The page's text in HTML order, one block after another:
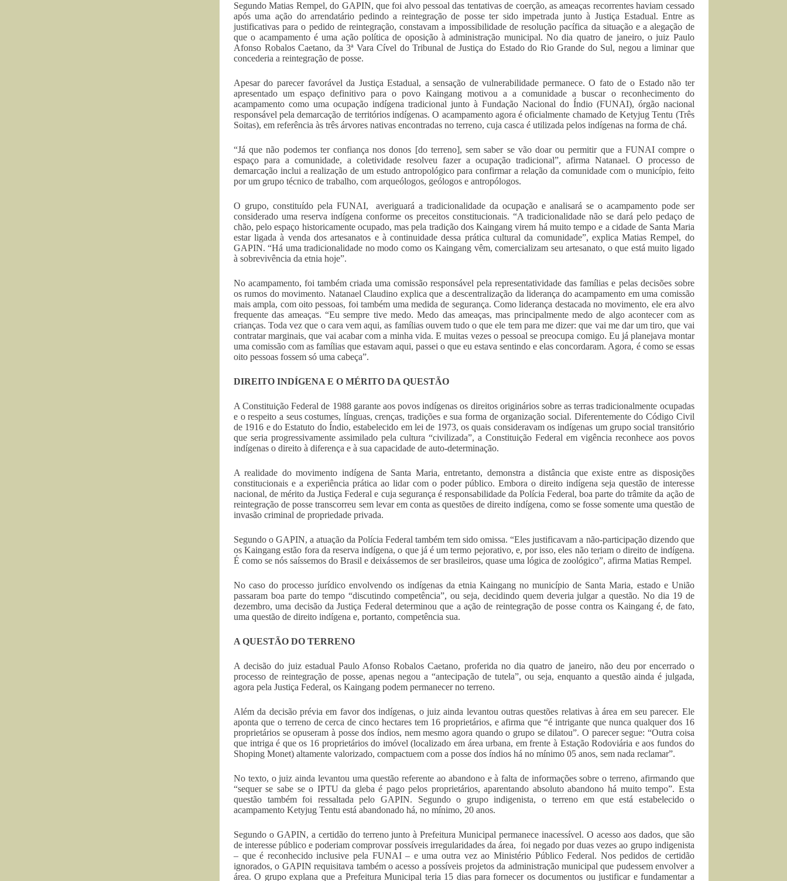
Segundo Matias Rempel, do GAPIN, que foi alvo pessoal das tentativas de coerção, as ameaças recorrentes haviam cessado
após uma ação do arrendatário pedindo a reintegração de posse ter sido impetrada junto à Justiça Estadual. Entre as
justificativas para o pedido de reintegração, constavam a impossibilidade de resolução pacífica da situação e a alegação de
que o acampamento é uma ação política de oposição à administração municipal. No dia quatro de janeiro, o juiz Paulo
Afonso Robalos Caetano, da 3ª Vara Cível do Tribunal de Justiça do Estado do Rio Grande do Sul, negou a liminar que
concederia a reintegração de posse.
Apesar do parecer favorável da Justiça Estadual, a sensação de vulnerabilidade permanece. O fato de o Estado não ter
apresentado um espaço definitivo para o povo Kaingang motivou a a comunidade a buscar o reconhecimento do
acampamento como uma ocupação indígena tradicional junto à Fundação Nacional do Índio (FUNAI), órgão nacional
responsável pela demarcação de territórios indígenas. O acampamento agora é oficialmente chamado de Ketyjug Tentu (Três
Soitas), em referência às três árvores nativas encontradas no terreno, cuja casca é utilizada pelos indígenas na forma de chá.
“Já que não podemos ter confiança nos donos [do terreno], sem saber se vão doar ou permitir que a FUNAI compre o
espaço para a comunidade, a coletividade resolveu fazer a ocupação tradicional”, afirma Natanael. O processo de
demarcação inclui a realização de um estudo antropológico para confirmar a relação da comunidade com o município, feito
por um grupo técnico de trabalho, com arqueólogos, geólogos e antropólogos.
O grupo, constituído pela FUNAI, averiguará a tradicionalidade da ocupação e analisará se o acampamento pode ser
considerado uma reserva indígena conforme os preceitos constitucionais. “A tradicionalidade não se dará pelo pedaço de
chão, pelo espaço historicamente ocupado, mas pela tradição dos Kaingang virem há muito tempo e a cidade de Santa Maria
estar ligada à venda dos artesanatos e à continuidade dessa prática cultural da comunidade”, explica Matias Rempel, do
GAPIN. “Há uma tradicionalidade no modo como os Kaingang vêm, comercializam seu artesanato, o que está muito ligado
à sobrevivência da etnia hoje”.
No acampamento, foi também criada uma comissão responsável pela representatividade das famílias e pelas decisões sobre
os rumos do movimento. Natanael Claudino explica que a descentralização da liderança do acampamento em uma comissão
mais ampla, com oito pessoas, foi também uma medida de segurança. Como liderança destacada no movimento, ele era alvo
frequente das ameaças. “Eu sempre tive medo. Medo das ameaças, mas principalmente medo de algo acontecer com as
crianças. Toda vez que o cara vem aqui, as famílias ouvem tudo o que ele tem para me dizer: que vai me dar um tiro, que vai
contratar marginais, que vai acabar com a minha vida. E muitas vezes o pessoal se preocupa comigo. Eu já planejava montar
uma comissão com as famílias que estavam aqui, passei o que eu estava sentindo e elas concordaram. Agora, é como se essas
oito pessoas fossem só uma cabeça”.
DIREITO INDÍGENA E O MÉRITO DA QUESTÃO
A Constituição Federal de 1988 garante aos povos indígenas os direitos originários sobre as terras tradicionalmente ocupadas
e o respeito a seus costumes, línguas, crenças, tradições e sua forma de organização social. Diferentemente do Código Civil
de 1916 e do Estatuto do Índio, estabelecido em lei de 1973, os quais consideravam os indígenas um grupo social transitório
que seria progressivamente assimilado pela cultura “civilizada”, a Constituição Federal em vigência reconhece aos povos
indígenas o direito à diferença e à sua capacidade de auto-determinação.
A realidade do movimento indígena de Santa Maria, entretanto, demonstra a distância que existe entre as disposições
constitucionais e a experiência prática ao lidar com o poder público. Embora o direito indígena seja questão de interesse
nacional, de mérito da Justiça Federal e cuja segurança é responsabilidade da Polícia Federal, boa parte do trâmite da ação de
reintegração de posse transcorreu sem levar em conta as questões de direito indígena, como se fosse somente uma questão de
invasão criminal de propriedade privada.
Segundo o GAPIN, a atuação da Polícia Federal também tem sido omissa. “Eles justificavam a não-participação dizendo que
os Kaingang estão fora da reserva indígena, o que já é um termo pejorativo, e, por isso, eles não teriam o direito de indígena.
É como se nós saíssemos do Brasil e deixássemos de ser brasileiros, quase uma lógica de zoológico”, afirma Matias Rempel.
No caso do processo jurídico envolvendo os indígenas da etnia Kaingang no município de Santa Maria, estado e União
passaram boa parte do tempo “discutindo competência”, ou seja, decidindo quem deveria julgar a questão. No dia 19 de
dezembro, uma decisão da Justiça Federal determinou que a ação de reintegração de posse contra os Kaingang é, de fato,
uma questão de direito indígena e, portanto, competência sua.
A QUESTÃO DO TERRENO
A decisão do juiz estadual Paulo Afonso Robalos Caetano, proferida no dia quatro de janeiro, não deu por encerrado o
processo de reintegração de posse, apenas negou a “antecipação de tutela”, ou seja, enquanto a questão ainda é julgada,
agora pela Justiça Federal, os Kaingang podem permanecer no terreno.
Além da decisão prévia em favor dos indígenas, o juiz ainda levantou outras questões relativas à área em seu parecer. Ele
aponta que o terreno de cerca de cinco hectares tem 16 proprietários, e afirma que “é intrigante que nunca qualquer dos 16
proprietários se opuseram à posse dos índios, nem mesmo agora quando o grupo se dilatou”. O parecer segue: “Outra coisa
que intriga é que os 16 proprietários do imóvel (localizado em área urbana, em frente à Estação Rodoviária e aos fundos do
Shoping Monet) altamente valorizado, compactuem com a posse dos índios há no mínimo 05 anos, sem nada reclamar”.
No texto, o juiz ainda levantou uma questão referente ao abandono e à falta de informações sobre o terreno, afirmando que
“sequer se sabe se o IPTU da gleba é pago pelos proprietários, aparentando absoluto abandono há muito tempo”. Esta
questão também foi ressaltada pelo GAPIN. Segundo o grupo indigenista, o terreno em que está estabelecido o
acampamento Ketyjug Tentu está abandonado há, no mínimo, 20 anos.
Segundo o GAPIN, a certidão do terreno junto à Prefeitura Municipal permanece inacessível. O acesso aos dados, que são
de interesse público e poderiam comprovar possíveis irregularidades da área, foi negado por duas vezes ao grupo indigenista
– que é reconhecido inclusive pela FUNAI – e uma outra vez ao Ministério Público Federal. Nos pedidos de certidão
ignorados, o GAPIN requisitava também o acesso a possíveis projetos da administração municipal que pudessem envolver a
área. O grupo explana que a Prefeitura Municipal teria 15 dias para fornecer os documentos ou justificar e fundamentar a